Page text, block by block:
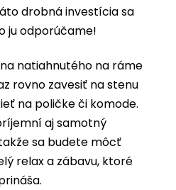
drobná investícia sa
ju odporúčame!
natiahnutého na ráme
rovno zavesiť na stenu
na poličke či komode.
aj samotný
sa budete môcť
relax a zábavu, ktoré